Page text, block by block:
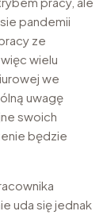
pandemii
ze
wielu
we
uwagę
swoich
będzie
uda się jednak